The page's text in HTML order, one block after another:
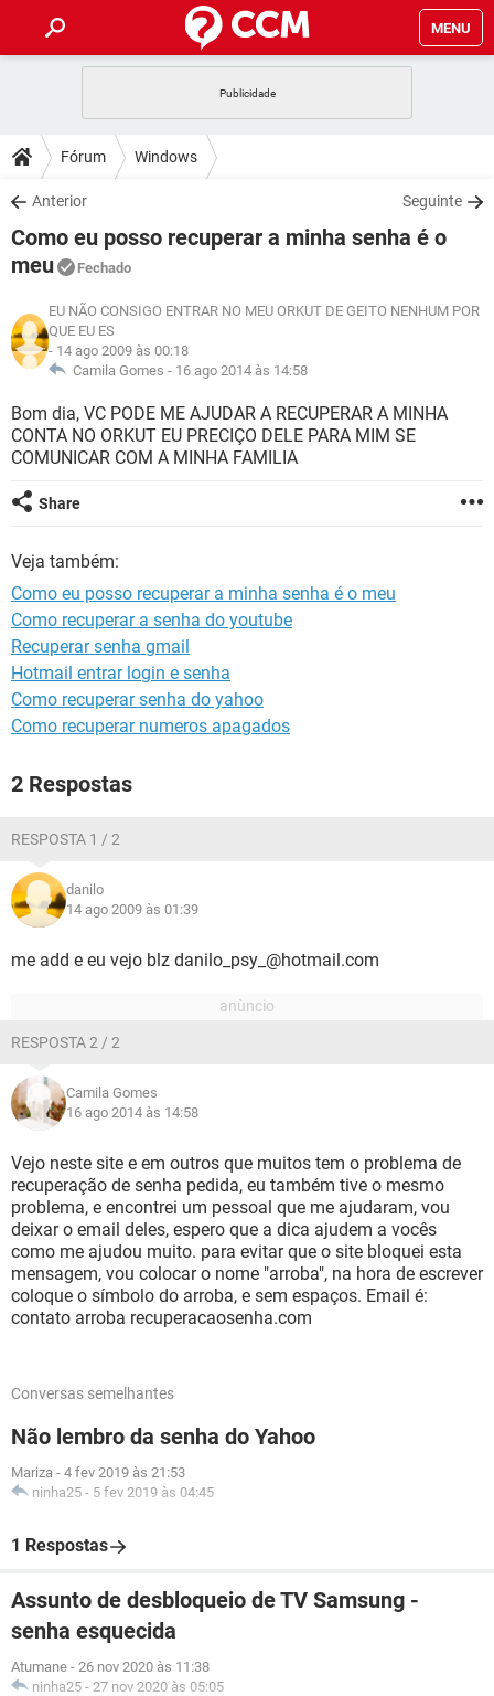
MENU
CELULAR
OUTLOOK
INSTAGRAM GMAIL
GUIA DE COMPRAS
DICAS
JOGOS
OUTLOOK
GUIA DE COMPRAS
DOWNLOADS
JOGOS WHATSAPP
CELULAR
OUTLOOK EXCEL
INSTAGRAM
FÓRUM
CELULAR
OUTLOOK EXCEL
INSTAGRAM GMAIL
GUIA DE COMPRAS
GLOSSÁRIO
JOGOS
OUTLOOK EXCEL
INSTAGRAM GMAIL
GUIA DE COMPRAS
Fórum Windows
Anterior Seguinte
Como eu posso recuperar a minha senha é o
meu
Fechado
EU NÃO CONSIGO ENTRAR NO MEU ORKUT DE GEITO NENHUM POR
QUE EU ES
- 14 ago 2009 às 00:18
Camila Gomes - 16 ago 2014 às 14:58
Bom dia, VC PODE ME AJUDAR A RECUPERAR A MINHA
CONTA NO ORKUT EU PRECIÇO DELE PARA MIM SE
COMUNICAR COM A MINHA FAMILIA
Share
Veja também:
Como eu posso recuperar a minha senha é o meu
Como recuperar a senha do youtube
Recuperar senha gmail
Hotmail entrar login e senha
Como recuperar senha do yahoo
Como recuperar numeros apagados
2 Respostas
RESPOSTA 1 / 2
danilo
14 ago 2009 às 01:39
me add e eu vejo blz danilo_psy_@hotmail.com
RESPOSTA 2 / 2
Camila Gomes
16 ago 2014 às 14:58
Vejo neste site e em outros que muitos tem o problema de
recuperação de senha pedida, eu também tive o mesmo
problema, e encontrei um pessoal que me ajudaram, vou
deixar o email deles, espero que a dica ajudem a vocês
como me ajudou muito. para evitar que o site bloquei esta
mensagem, vou colocar o nome "arroba", na hora de escrever
coloque o símbolo do arroba, e sem espaços. Email é:
contato arroba recuperacaosenha.com
Conversas semelhantes
Não lembro da senha do Yahoo
Mariza - 4 fev 2019 às 21:53
ninha25 - 5 fev 2019 às 04:45
1 Respostas
Assunto de desbloqueio de TV Samsung -
senha esquecida
Atumane - 26 nov 2020 às 11:38
ninha25 - 27 nov 2020 às 05:05